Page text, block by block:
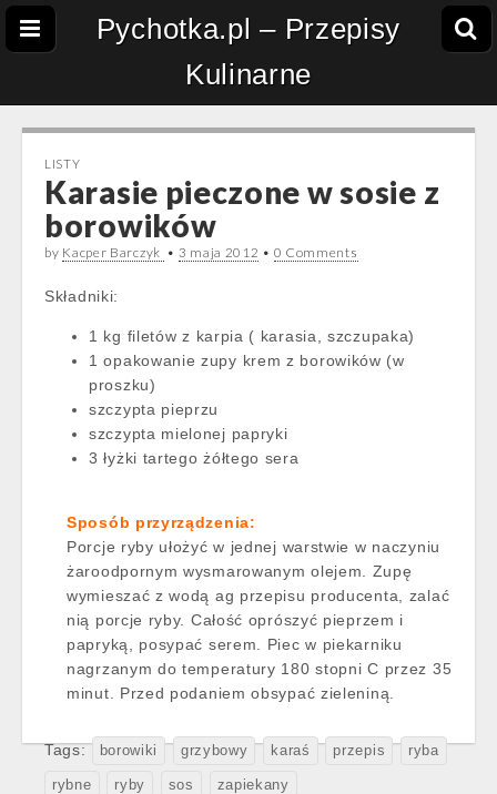
Pychotka.pl – Przepisy
Kulinarne
LISTY
Karasie pieczone w sosie z
borowików
by Kacper Barczyk • 3 maja 2012 • 0 Comments
Składniki:
1 kg filetów z karpia ( karasia, szczupaka)
1 opakowanie zupy krem z borowików (w
proszku)
szczypta pieprzu
szczypta mielonej papryki
3 łyżki tartego żółtego sera
Sposób przyrządzenia:
Porcje ryby ułożyć w jednej warstwie w naczyniu
żaroodpornym wysmarowanym olejem. Zupę
wymieszać z wodą ag przepisu producenta, zalać
nią porcje ryby. Całość oprószyć pieprzem i
papryką, posypać serem. Piec w piekarniku
nagrzanym do temperatury 180 stopni C przez 35
minut. Przed podaniem obsypać zieleniną.
Tags: borowiki grzybowy karaś przepis ryba
rybne ryby sos zapiekany